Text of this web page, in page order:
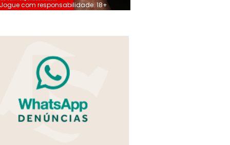
Jogue com responsabilidade. 18+